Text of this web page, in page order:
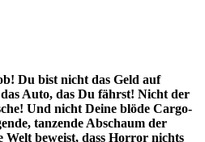
Du bist nicht das Geld auf
Auto, das Du fährst! Nicht der
Und nicht Deine blöde Cargo-
tanzende Abschaum der
beweist, dass Horror nichts